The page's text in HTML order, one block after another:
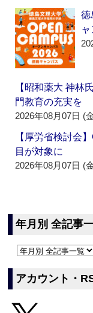
【昭和薬大 神林
門教育の充実を
2026年08月07日 (
【厚労省検討会
目が対象に
2026年08月07日 (
年月別 全記事
アカウント・